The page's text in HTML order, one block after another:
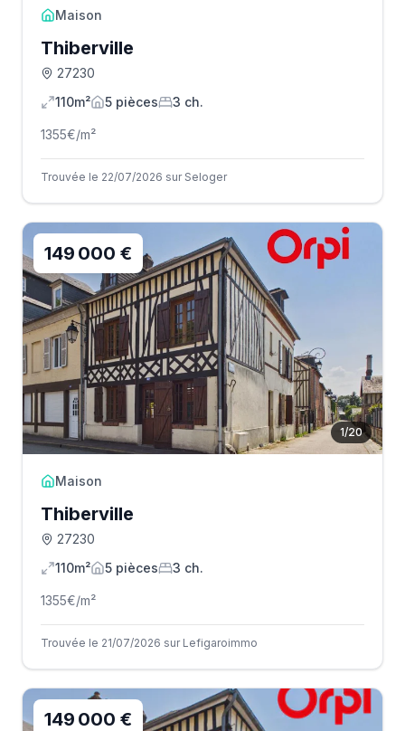
Maison
Thiberville
27230
110m²
5 pièces 3 ch.
1355€/m²
Trouvée le 22/07/2026 sur Seloger
1/20
149 000 €
Maison
Thiberville
27230
110m²
5 pièces 3 ch.
1355€/m²
Trouvée le 21/07/2026 sur Lefigaroimmo
149 000 €